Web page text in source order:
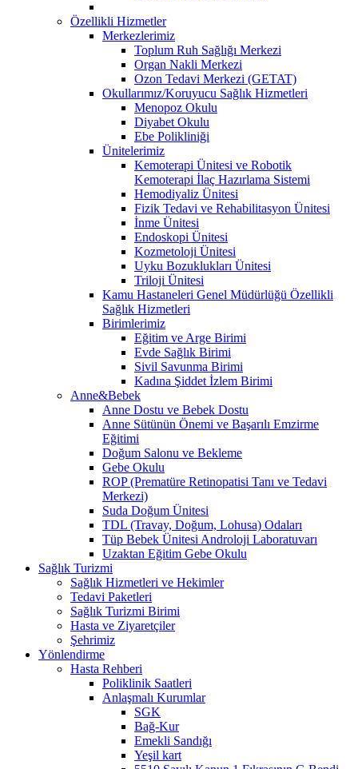
Özellikli Hizmetler
Merkezlerimiz
Toplum Ruh Sağlığı Merkezi
Organ Nakli Merkezi
Ozon Tedavi Merkezi (GETAT)
Okullarımız/Koruyucu Sağlık Hizmetleri
Menopoz Okulu
Diyabet Okulu
Ebe Polikliniği
Ünitelerimiz
Kemoterapi Ünitesi ve Robotik
Kemoterapi İlaç Hazırlama Sistemi
Hemodiyaliz Ünitesi
Fizik Tedavi ve Rehabilitasyon Ünitesi
İnme Ünitesi
Endoskopi Ünitesi
Kozmetoloji Ünitesi
Uyku Bozuklukları Ünitesi
Triloji Ünitesi
Kamu Hastaneleri Genel Müdürlüğü Özellikli
Sağlık Hizmetleri
Birimlerimiz
Eğitim ve Arge Birimi
Evde Sağlık Birimi
Sivil Savunma Birimi
Kadına Şiddet İzlem Birimi
Anne&Bebek
Anne Dostu ve Bebek Dostu
Anne Sütünün Önemi ve Başarılı Emzirme
Eğitimi
Doğum Salonu ve Bekleme
Gebe Okulu
ROP (Prematüre Retinopatisi Tanı ve Tedavi
Merkezi)
Suda Doğum Ünitesi
TDL (Travay, Doğum, Lohusa) Odaları
Tüp Bebek Ünitesi Androloji Laboratuvarı
Uzaktan Eğitim Gebe Okulu
Sağlık Turizmi
Sağlık Hizmetleri ve Hekimler
Tedavi Paketleri
Sağlık Turizmi Birimi
Hasta ve Ziyaretçiler
Şehrimiz
Yönlendirme
Hasta Rehberi
Poliklinik Saatleri
Anlaşmalı Kurumlar
SGK
Bağ-Kur
Emekli Sandığı
Yeşil kart